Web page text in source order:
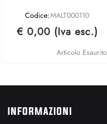
Codice:MALT000110
€ 0,00 (Iva esc.)
Articolo Esaurito
INFORMAZIONI